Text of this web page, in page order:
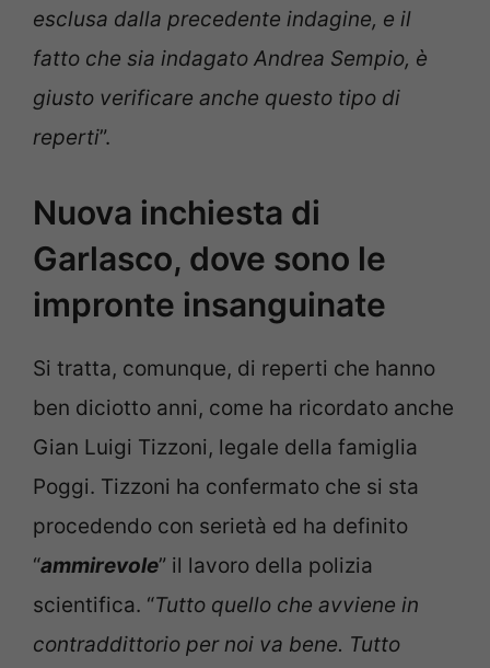
esclusa dalla precedente indagine, e il
fatto che sia indagato Andrea Sempio, è
giusto verificare anche questo tipo di
reperti”.
Nuova inchiesta di
Garlasco, dove sono le
impronte insanguinate
Si tratta, comunque, di reperti che hanno
ben diciotto anni, come ha ricordato anche
Gian Luigi Tizzoni, legale della famiglia
Poggi. Tizzoni ha confermato che si sta
procedendo con serietà ed ha definito
“ammirevole” il lavoro della polizia
scientifica. “Tutto quello che avviene in
contraddittorio per noi va bene. Tutto